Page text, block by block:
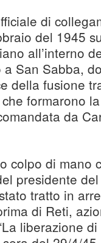
di
del 1945
all’interno
San Sabba,
della fusione
formarono
da
colpo di mano
presidente
tratto in
di Reti,
liberazione di